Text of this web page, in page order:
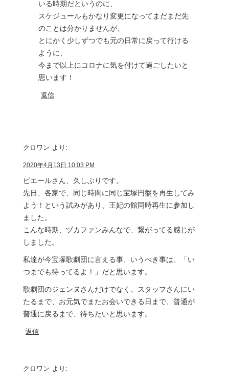
いる時期だというのに、
スケジュールもかなり変更になってまだまだ先
のことは分かりませんが、
とにかく少しずつでも元の日常に戻って行ける
ように、
今まで以上にコロナに気を付けて過ごしたいと
思います！
返信
クロワン より:
2020年4月13日 10:03 PM
ピエールさん、久しぶりです。
先日、各家で、同じ時間に同じ宝塚円盤を再生してみ
よう！という試みがあり、王妃の館同時再生に参加し
ました。
こんな時期、ヅカファンみんなで、繋がってる感じが
しました。
私達が今宝塚歌劇団に言える事、いうべき事は、「い
つまでも待ってるよ！」だと思います。
歌劇団のジェンヌさんだけでなく、スタッフさんにい
たるまで、お元気でまたお会いできる日まで、普通が
普通に戻るまで、待ちたいと思います。
返信
クロワン より: